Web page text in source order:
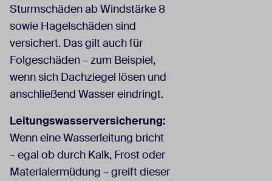
Sturmschäden ab Windstärke 8
sowie Hagelschäden sind
versichert. Das gilt auch für
Folgeschäden – zum Beispiel,
wenn sich Dachziegel lösen und
anschließend Wasser eindringt.
Leitungswasserversicherung:
Wenn eine Wasserleitung bricht
– egal ob durch Kalk, Frost oder
Materialermüdung – greift dieser